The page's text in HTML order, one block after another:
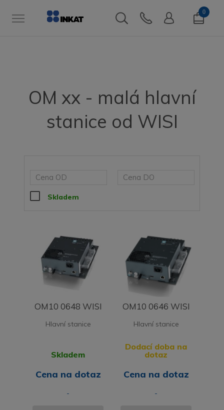
0
OM xx - malá hlavní
stanice od WISI
Skladem
OM10 0648 WISI
Hlavní stanice
Skladem
Cena na dotaz
-
OM10 0646 WISI
Hlavní stanice
Dodací doba na
dotaz
Cena na dotaz
-